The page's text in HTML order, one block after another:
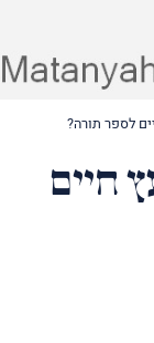
לספר תורה?
חיים